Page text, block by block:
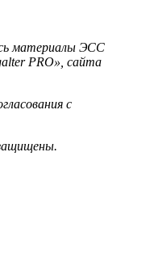
материалы ЭСС
PRO», сайта
с